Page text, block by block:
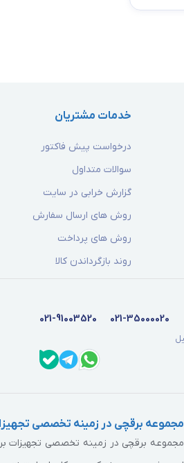
خدمات مشتریان
درخواست پیش فاکتور
سوالات متداول
گزارش خرابی در سایت
روش های ارسال سفارش
روش های پرداخت
روند بازگرداندن کالا
021-35000020
021-91003520
مجموعه برقچی در زمینه تخصصی
مجموعه برقچی در زمینه تخصصی تجهیزات